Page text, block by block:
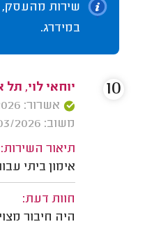
שירות מהעסק,
במידרג.
יוחאי לוי, תל
אשרור: 24/06/2026
משוב: 22/03/2026
תיאור השירות:
אימון ביתי עבור
חוות דעת:
היה חיבור
10